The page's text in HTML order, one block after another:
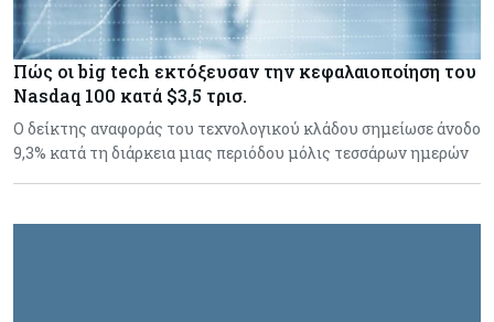
Πώς οι big tech εκτόξευσαν την κεφαλαιοποίηση του
Nasdaq 100 κατά $3,5 τρισ.
Ο δείκτης αναφοράς του τεχνολογικού κλάδου σημείωσε άνοδο
9,3% κατά τη διάρκεια μιας περιόδου μόλις τεσσάρων ημερών